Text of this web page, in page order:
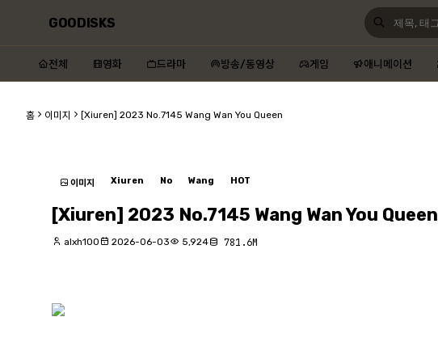
GOODISKS
전체 영화 드라마 방송/동영상 게임 애니메이션
홈 이미지 [Xiuren] 2023 No.7145 Wang Wan You Queen
이미지 Xiuren No Wang HOT
[Xiuren] 2023 No.7145 Wang Wan You Queen
alxh100 2026-06-03 5,924 781.6M